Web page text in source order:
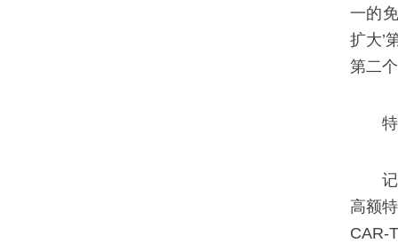
一的
扩大’
第二
高额
CAR-